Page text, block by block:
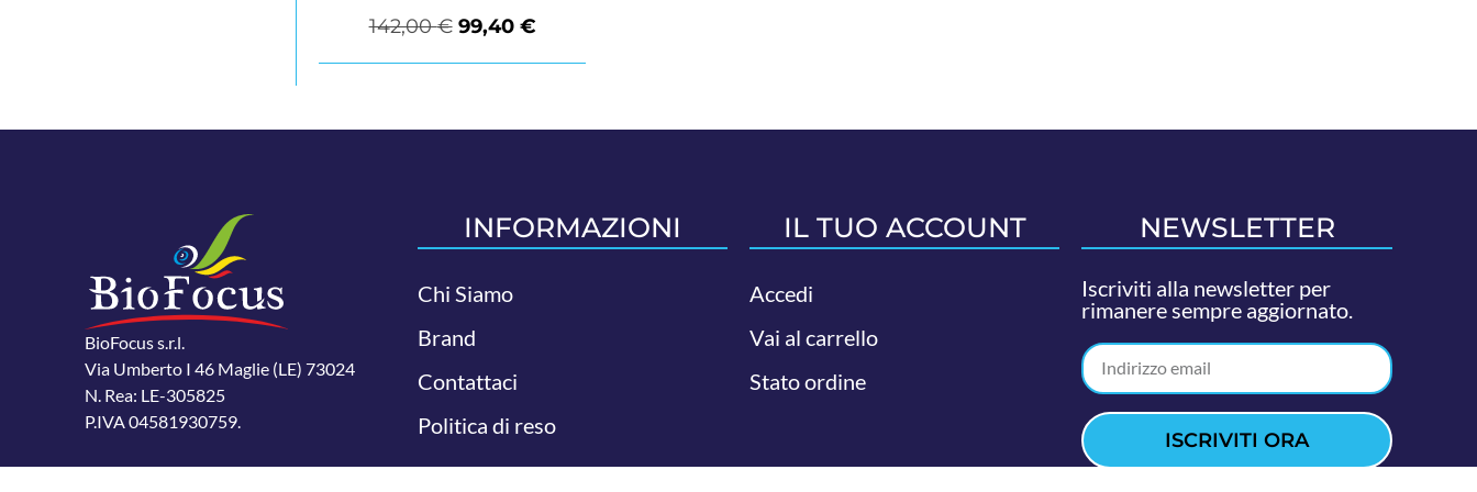
142,00€ 99,40 €
BioFocus s.r.l.
Via Umberto I 46 Maglie (LE) 73024
N. Rea: LE-305825
P.IVA 04581930759.
INFORMAZIONI
Chi Siamo
Brand
Contattaci
Politica di reso
IL TUO ACCOUNT
Accedi
Vai al carrello
Stato ordine
NEWSLETTER
Iscriviti alla newsletter per
rimanere sempre aggiornato.
ISCRIVITI ORA